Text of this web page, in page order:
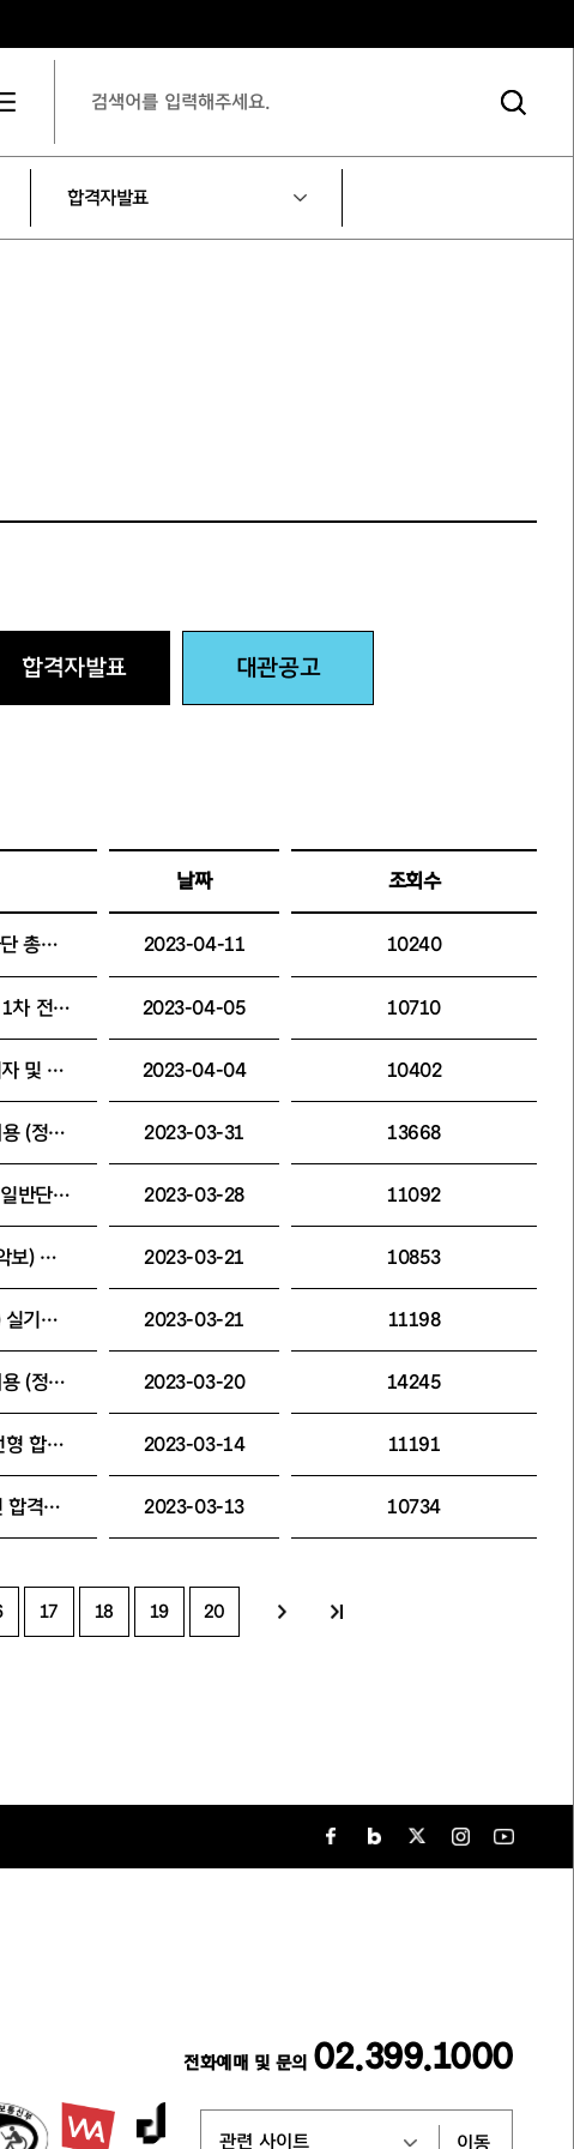
합격자발표
합격자발표 대관공고
날짜 조회수
(재)세종문화회관 예술단 직책단원(오페라단 총무) 실무면접전형 합격자 공고 2023-04-11 10240
2023 서울시청소년국악단 신입단원 선발 1차 전형 합격자 발표 2023-04-05 10710
서울시국악관현악단·청소년국악단 부지휘자 및 청소년국악단 총무 서류전형 합격자 공고 2023-04-04 10402
2023년 세종문화회관 사무국 직원 공개채용 (정규직) 논술시험 합격자 공고 및 인적성검사 안내 2023-03-31 13668
(재)세종문화회관 예술단원(서울시무용단 일반단원) 최종면접전형 합격자 공고 2023-03-28 11092
(재)세종문화회관 예술단 직책단원(총무, 악보) 채용 서류전형 합격자 공고 및 필기전형 안내 2023-03-21 10853
(재)세종문화회관 서울시무용단(일반단원) 실기전형 합격자 공고 2023-03-21 11198
2023년 세종문화회관 사무국 직원 공개채용 (정규직) 서류전형 합격자 공고 및 필기전형 안내 2023-03-20 14245
(재)세종문화회관 예술단원(무용단) 서류전형 합격자 공고 2023-03-14 11191
2023 서울시무용단 <일무> 출연자 오디션 합격자 공고 2023-03-13 10734
17 18 19 20
전화예매 및 문의 02.399.1000
이동